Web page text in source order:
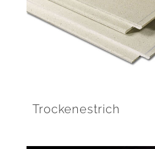
Trockenestrich